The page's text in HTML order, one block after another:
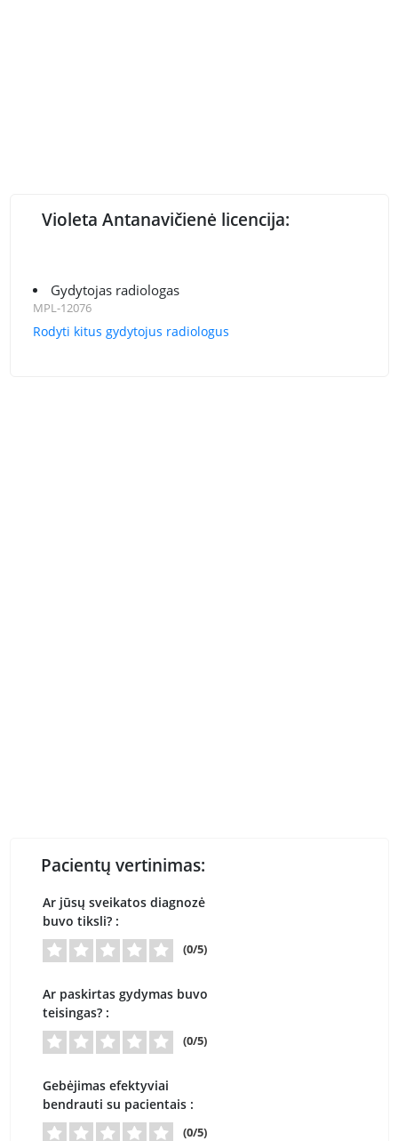
Violeta Antanavičienė licencija:
Gydytojas radiologas
MPL-12076
Rodyti kitus gydytojus radiologus
Pacientų vertinimas:
Ar jūsų sveikatos diagnozė
buvo tiksli? :
(0/5)
Ar paskirtas gydymas buvo
teisingas? :
(0/5)
Gebėjimas efektyviai
bendrauti su pacientais :
(0/5)